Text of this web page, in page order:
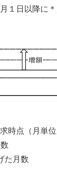
１日以降に
時点（月単
た月数